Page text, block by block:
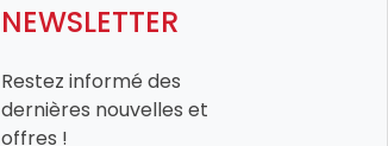
NEWSLETTER
Restez informé des
dernières nouvelles et
offres !